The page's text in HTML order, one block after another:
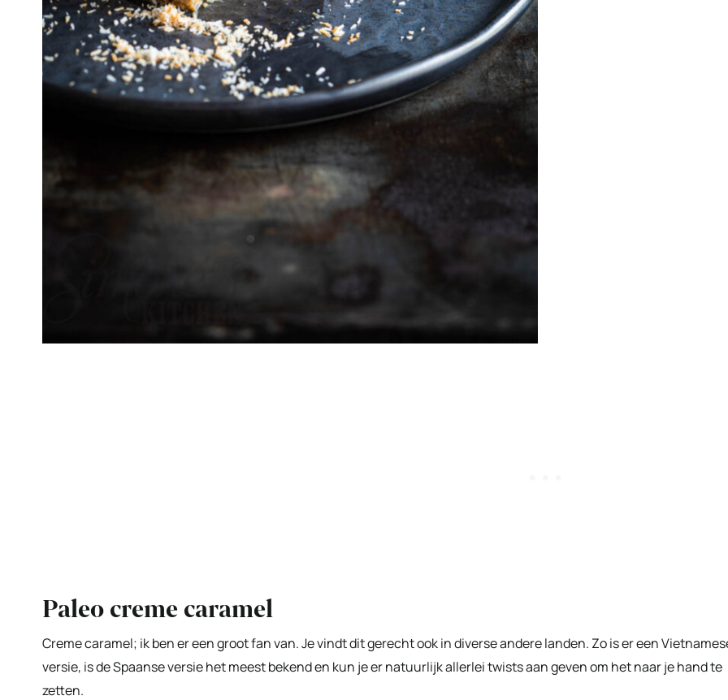
Paleo creme caramel
Creme caramel; ik ben er een groot fan van. Je vindt dit gerecht ook in diverse andere landen. Zo is er een
versie, is de Spaanse versie het meest bekend en kun je er natuurlijk allerlei twists aan geven om het naar je hand te
zetten.